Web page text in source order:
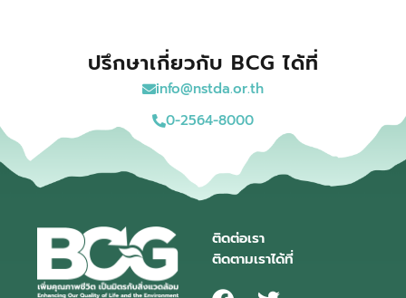
ปรึกษาเกี่ยวกับ BCG ได้ที่
info@nstda.or.th
0-2564-8000
ติดต่อเรา
ติดตามเราได้ที่